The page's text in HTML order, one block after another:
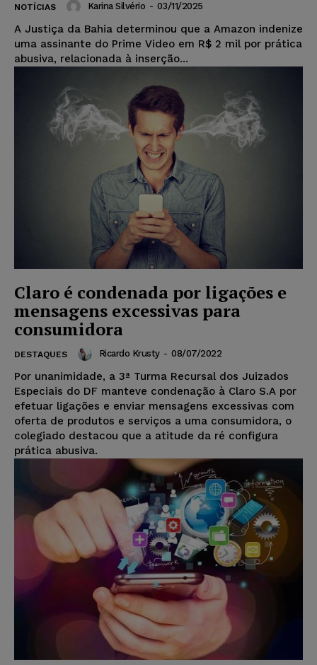
NOTÍCIAS Karina Silvério - 03/11/2025
A Justiça da Bahia determinou que a Amazon indenize
uma assinante do Prime Video em R$ 2 mil por prática
abusiva, relacionada à inserção...
Claro é condenada por ligações e
mensagens excessivas para
consumidora
DESTAQUES Ricardo Krusty - 08/07/2022
Por unanimidade, a 3ª Turma Recursal dos Juizados
Especiais do DF manteve condenação à Claro S.A por
efetuar ligações e enviar mensagens excessivas com
oferta de produtos e serviços a uma consumidora, o
colegiado destacou que a atitude da ré configura
prática abusiva.